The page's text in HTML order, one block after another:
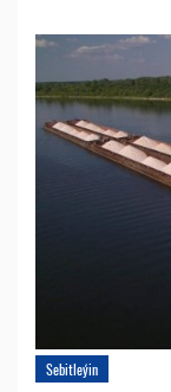
Sebitleýin